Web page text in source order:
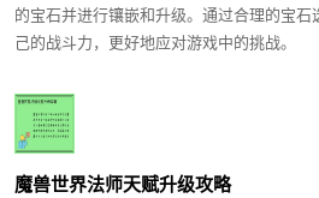
的宝石并进行镶嵌和升级。通过合理的宝
己的战斗力，更好地应对游戏中的挑战。
魔兽世界法师天赋升级攻略